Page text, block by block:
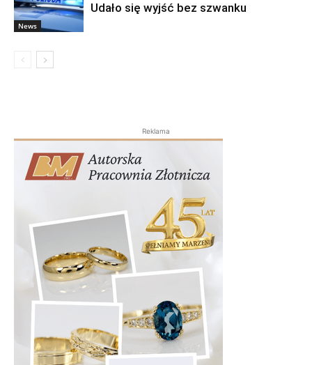
News
Udało się wyjść bez szwanku
Reklama